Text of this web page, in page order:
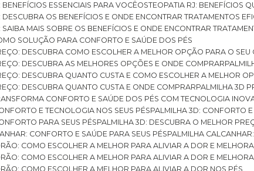
BENEFÍCIOS ESSENCIAIS PARA VOCÊ
OSTEOPATIA RJ: BENEFÍCIOS
DESCUBRA OS BENEFÍCIOS E ONDE ENCONTRAR TRATAMENTOS
SAIBA MAIS SOBRE OS BENEFÍCIOS E ONDE ENCONTRAR
SOLUÇÃO PARA CONFORTO E SAÚDE DOS PÉS
DESCUBRA COMO ESCOLHER A MELHOR OPÇÃO PARA O SEU
DESCUBRA AS MELHORES OPÇÕES E ONDE COMPRAR
DESCUBRA QUANTO CUSTA E COMO ESCOLHER A MELHOR
DESCUBRA QUANTO CUSTA E ONDE COMPRAR
PALMILHA 3D
CONFORTO E SAÚDE DOS PÉS COM TECNOLOGIA
E TECNOLOGIA NOS SEUS PÉS
PALMILHA 3D: CONFORTO
PARA SEUS PÉS
PALMILHA 3D: DESCUBRA O MELHOR
CONFORTO E SAÚDE PARA SEUS PÉS
PALMILHA
COMO ESCOLHER A MELHOR PARA ALIVIAR A DOR E
COMO ESCOLHER A MELHOR PARA ALIVIAR A DOR E
COMO ESCOLHER A MELHOR PARA ALIVIAR A DOR NOS PÉS